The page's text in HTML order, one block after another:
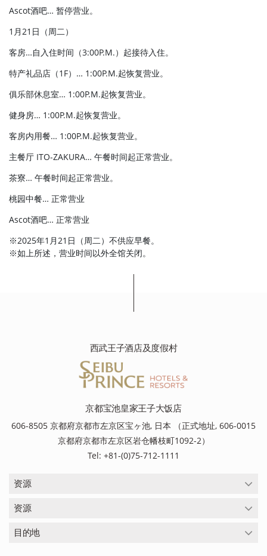
Ascot酒吧… 暂停营业。
1月21日（周二）
客房…自入住时间（3:00P.M.）起接待入住。
特产礼品店（1F）… 1:00P.M.起恢复营业。
俱乐部休息室… 1:00P.M.起恢复营业。
健身房… 1:00P.M.起恢复营业。
客房内用餐… 1:00P.M.起恢复营业。
主餐厅 ITO-ZAKURA… 午餐时间起正常营业。
茶寮… 午餐时间起正常营业。
桃园中餐… 正常营业
Ascot酒吧… 正常营业
※2025年1月21日（周二）不供应早餐。
※如上所述，营业时间以外全馆关闭。
西武王子酒店及度假村
京都宝池皇家王子大饭店
606-8505 京都府京都市左京区宝ヶ池, 日本 （正式地址, 606-0015
京都府京都市左京区岩仓幡枝町1092-2）
Tel: +81-(0)75-712-1111
资源
资源
目的地